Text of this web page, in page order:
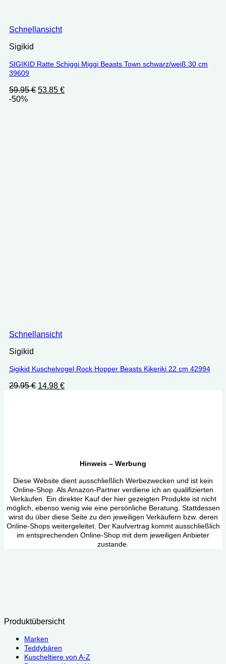
Schnellansicht
Sigikid
SIGIKID Ratte Schiggi Miggi Beasts Town schwarz/weiß 30 cm
39609
59.95€ Ursprünglicher
53.85 €Aktueller
-50%
Schnellansicht
Sigikid
Sigikid Kuschelvogel Rock Hopper Beasts Kikeriki 22 cm 42994
29.95€ Ursprünglicher
14.98 €Aktueller
Hinweis – Werbung
Diese Website dient ausschließlich Werbezwecken und ist kein
Online-Shop. Als Amazon-Partner verdiene ich an qualifizierten
Verkäufen. Ein direkter Kauf der hier gezeigten Produkte ist nicht
möglich, ebenso wenig wie eine persönliche Beratung. Stattdessen
wirst du über diese Seite zu den jeweiligen Verkäufern bzw. deren
Online-Shops weitergeleitet. Der Kaufvertrag kommt ausschließlich
im entsprechenden Online-Shop mit dem jeweiligen Anbieter
zustande.
Produktübersicht
Marken
Teddybären
Kuscheltiere von A-Z